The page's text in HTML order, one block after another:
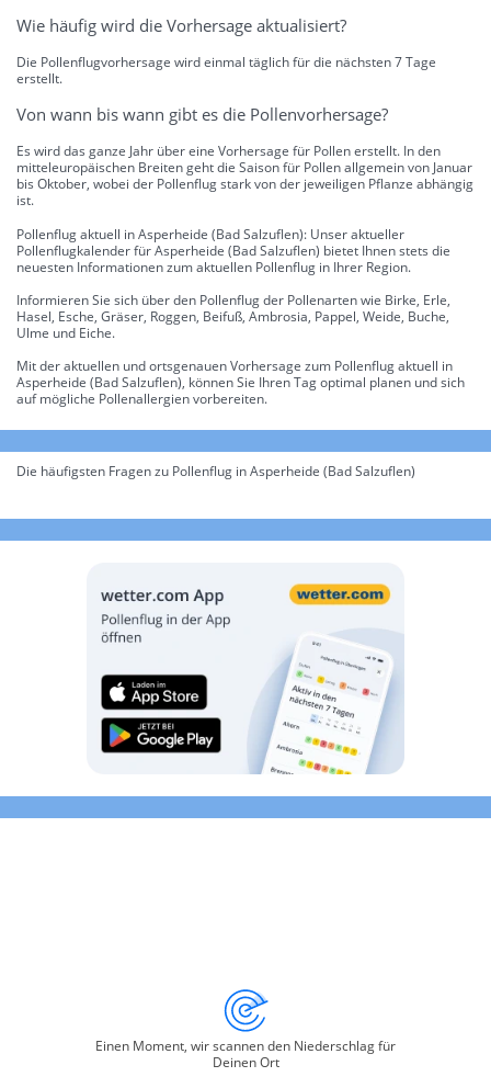
Wie häufig wird die Vorhersage aktualisiert?
Die Pollenflugvorhersage wird einmal täglich für die nächsten 7 Tage
erstellt.
Von wann bis wann gibt es die Pollenvorhersage?
Es wird das ganze Jahr über eine Vorhersage für Pollen erstellt. In den
mitteleuropäischen Breiten geht die Saison für Pollen allgemein von Januar
bis Oktober, wobei der Pollenflug stark von der jeweiligen Pflanze abhängig
ist.
Pollenflug aktuell in Asperheide (Bad Salzuflen): Unser aktueller
Pollenflugkalender für Asperheide (Bad Salzuflen) bietet Ihnen stets die
neuesten Informationen zum aktuellen Pollenflug in Ihrer Region.
Informieren Sie sich über den Pollenflug der Pollenarten wie Birke, Erle,
Hasel, Esche, Gräser, Roggen, Beifuß, Ambrosia, Pappel, Weide, Buche,
Ulme und Eiche.
Mit der aktuellen und ortsgenauen Vorhersage zum Pollenflug aktuell in
Asperheide (Bad Salzuflen), können Sie Ihren Tag optimal planen und sich
auf mögliche Pollenallergien vorbereiten.
Die häufigsten Fragen zu Pollenflug in Asperheide (Bad Salzuflen)
Einen Moment, wir scannen den Niederschlag für
Deinen Ort